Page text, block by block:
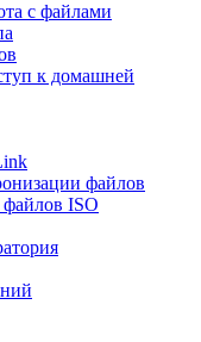
с файлами
к домашней
файлов
ISO